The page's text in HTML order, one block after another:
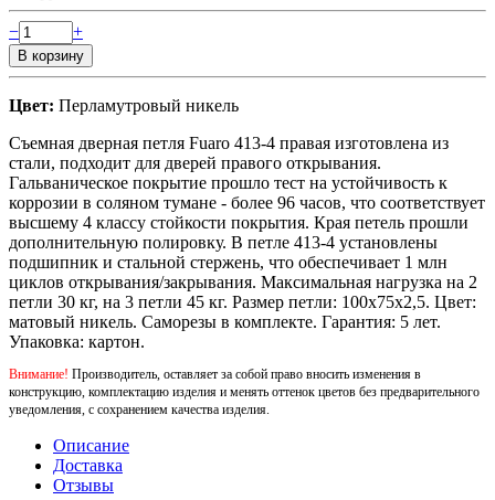
− +
Цвет: Перламутровый никель
Съемная дверная петля Fuaro 413-4 правая изготовлена из
стали, подходит для дверей правого открывания.
Гальваническое покрытие прошло тест на устойчивость к
коррозии в соляном тумане - более 96 часов, что соответствует
высшему 4 классу стойкости покрытия. Края петель прошли
дополнительную полировку. В петле 413-4 установлены
подшипник и стальной стержень, что обеспечивает 1 млн
циклов открывания/закрывания. Максимальная нагрузка на 2
петли 30 кг, на 3 петли 45 кг. Размер петли: 100x75x2,5. Цвет:
матовый никель. Саморезы в комплекте. Гарантия: 5 лет.
Упаковка: картон.
Внимание! Производитель, оставляет за собой право вносить изменения в
конструкцию, комплектацию изделия и менять оттенок цветов без предварительного
уведомления, с сохранением качества изделия.
Описание
Доставка
Отзывы